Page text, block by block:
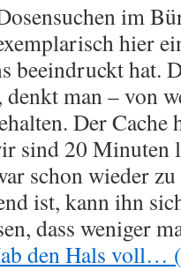
im
hier
beeindruckt hat.
man – von
Der Cache
sind 20 Minuten
schon wieder
ist, kann ihn
dass weniger
den Hals voll…